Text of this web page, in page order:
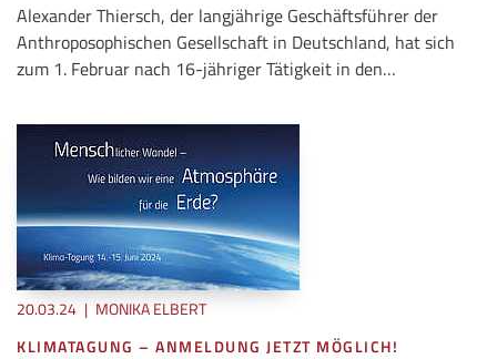
Alexander Thiersch, der langjährige Geschäftsführer der
Anthroposophischen Gesellschaft in Deutschland, hat sich
zum 1. Februar nach 16-jähriger Tätigkeit in den…
20.03.24 | MONIKA ELBERT
KLIMATAGUNG – ANMELDUNG JETZT MÖGLICH!